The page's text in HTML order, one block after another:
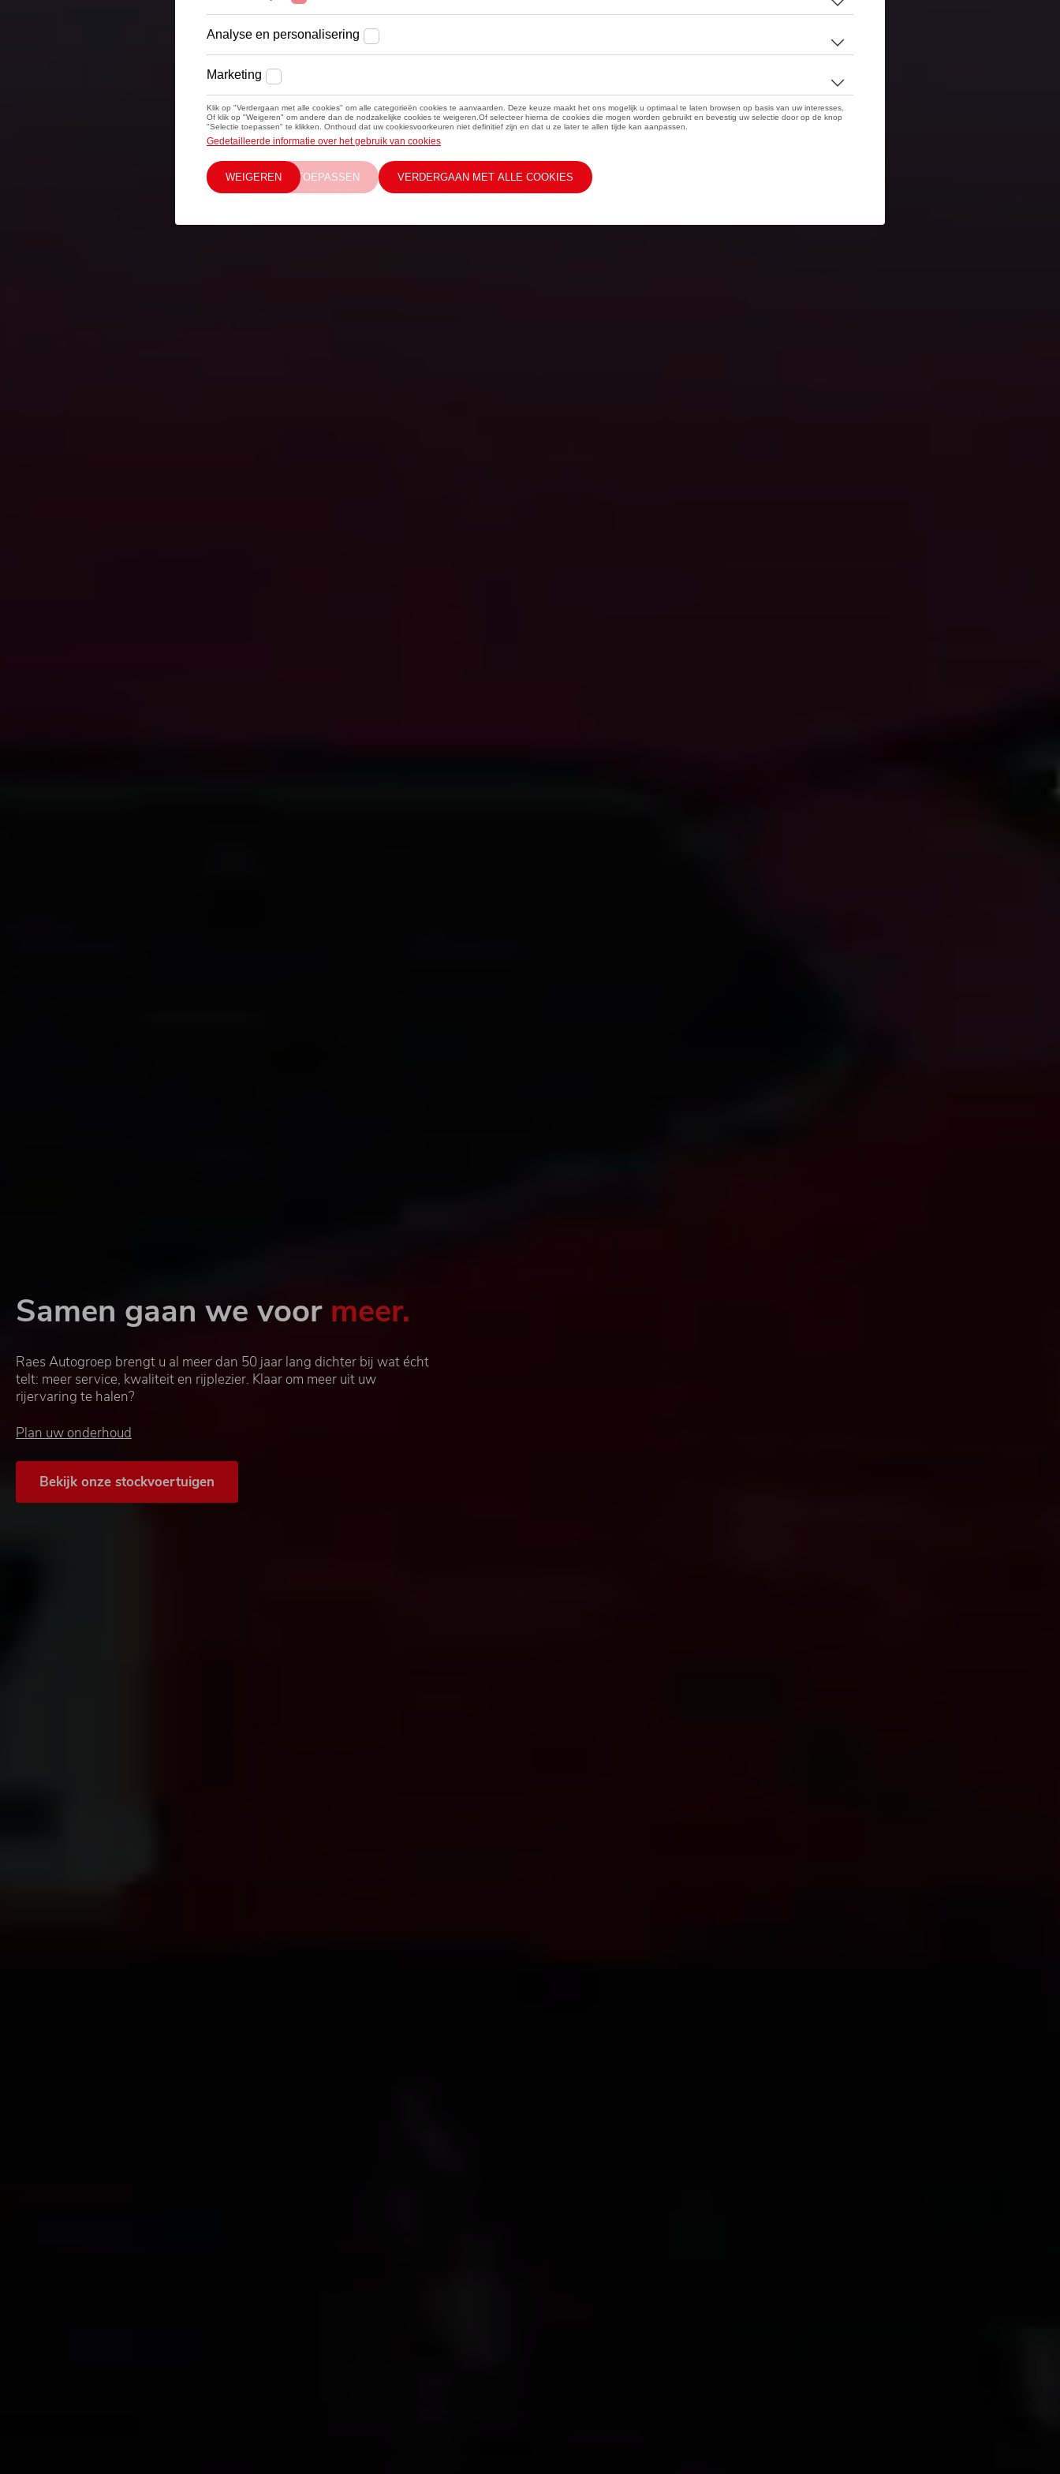
Samen gaan we voor meer.
Raes Autogroep brengt u al meer dan 50 jaar lang dichter bij wat écht
telt: meer service, kwaliteit en rijplezier. Klaar om meer uit uw
rijervaring te halen?
Plan uw onderhoud
Bekijk onze stockvoertuigen